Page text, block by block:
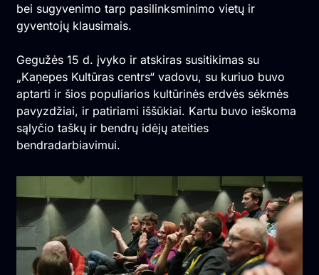
bei sugyvenimo tarp pasilinksminimo vietų ir
gyventojų klausimais.
Gegužės 15 d. įvyko ir atskiras susitikimas su
„Kaņepes Kultūras centrs“ vadovu, su kuriuo buvo
aptarti ir šios populiarios kultūrinės erdvės sėkmės
pavyzdžiai, ir patiriami iššūkiai. Kartu buvo ieškoma
sąlyčio taškų ir bendrų idėjų ateities
bendradarbiavimui.